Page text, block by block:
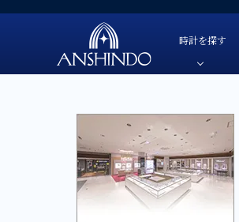
時計を探す
TUDOR-チューダー
OMEGA-オメガ-
HAMILTON-ハミルトン-
G-SHOCK-ジーショック-
色・素材
価格
ブランド
TUDOR-チューダー-
OMEGA-オメガ-
HAMILTON-ハミルトン-
G-SHOCK-ジーショック-